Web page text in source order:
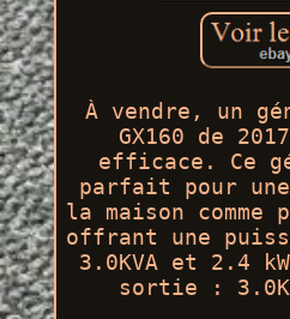
À vendre, un
GX160 de
efficace. Ce
parfait pour
la maison
offrant une
3.0KVA et 2.4
sortie :